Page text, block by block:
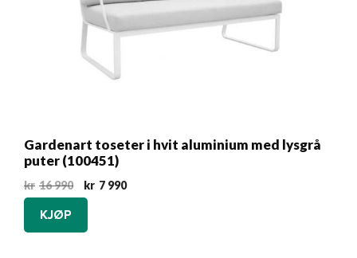
Gardenart toseter i hvit aluminium med lysgrå
puter (100451)
kr 16 990
Opprinnelig
pris
kr16
kr 7 990Nåværende
KJØP